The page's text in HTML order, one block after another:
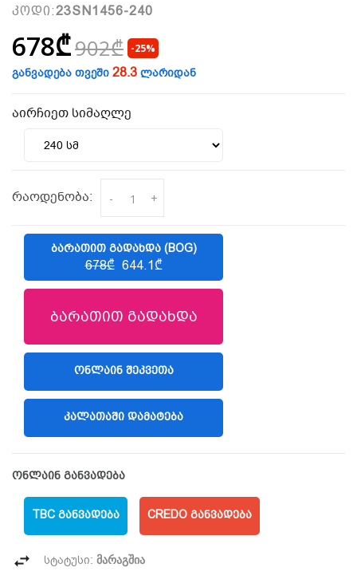
კოდი:23SN1456-240
678₾902₾ -25%
განვადება თვეში 28.3 ლარიდან
აირჩიეთ სიმაღლე
რაოდენობა: - +
ᲑᲐᲠᲐᲗᲘᲗ ᲒᲐᲓᲐᲮᲓᲐ (BOG)
678₾ 644.1₾
ბარათით გადახდა
(LIBERTY)
ᲝᲜᲚᲐᲘᲜ ᲨᲔᲙᲕᲔᲗᲐ
ᲙᲐᲚᲐᲗᲐᲨᲘ ᲓᲐᲛᲐᲢᲔᲑᲐ
ონლაინ განვადება
TBC ᲒᲐᲜᲕᲐᲓᲔᲑᲐ CREDO ᲒᲐᲜᲕᲐᲓᲔᲑᲐ
სტატუსი: მარაგშია